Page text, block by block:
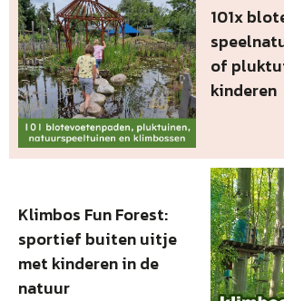
101x
of
kinderen
Klimbos Fun Forest:
sportief buiten uitje
met kinderen in de
natuur